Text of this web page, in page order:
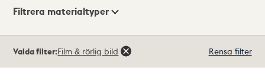
Visningsläge
Filtrera materialtyper
träffar
Valda filter:Film & rörlig bild Rensa filter